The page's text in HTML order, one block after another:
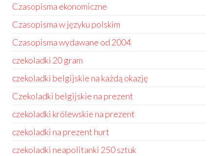
Czasopisma ekonomiczne
Czasopisma w języku polskim
Czasopisma wydawane od 2004
czekoladki 20 gram
czekoladki belgijskie na każdą okazję
Czekoladki belgijskie na prezent
czekoladki królewskie na prezent
czekoladki na prezent hurt
czekoladki neapolitanki 250 sztuk